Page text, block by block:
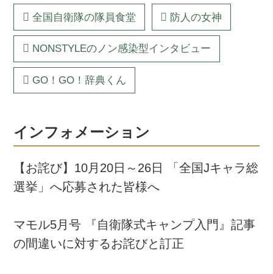
全国自衛隊の隊員食堂 防人の女神
NONSTYLEのノン感染型インタビュー
GO！GO！辞典くん
インフォメーション
【お詫び】10月20日～26日 「全国Jキャラ総
選挙」へ応募された皆様へ
マモル5月号 『自衛隊式キャンプ入門』記事
の間違いに対するお詫びと訂正